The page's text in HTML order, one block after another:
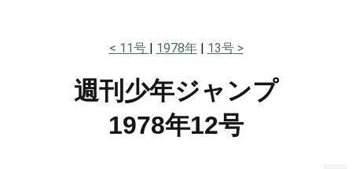
11号 1978年 13号
週刊少年ジャンプ
1978年12号